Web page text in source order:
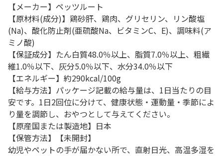
【メーカー】ペッツルート
【原材料(成分)】鶏砂肝、鶏肉、グリセリン、リン酸塩
(Na)、酸化防止剤(亜硫酸Na、ビタミンC、E)、調味料(ア
ミノ酸)
【保証成分】たん白質48.0％以上、脂質7.0％以上、粗繊
維1.0％以下、灰分5.0％以下、水分34.0％以下
【エネルギー】約290kcal/100g
【給与方法】パッケージ記載の給与量は、1日当たりの目
安です。1日2回位に分けて、健康状態・運動量・季節によ
り量を調節し、おやつとして与えてください。
【原産国または製造地】日本
【保管方法】【未開封】
幼児やペットの手が届かない所で、直射日光、高温多湿を